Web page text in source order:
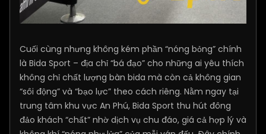
Cuối cùng nhưng không kém phần “nóng bỏng” chính
là Bida Sport – địa chỉ “bá đạo” cho những ai yêu thích
không chỉ chất lượng bàn bida mà còn cả không gian
“sôi động” và “bạo lực” theo cách riêng. Nằm ngay tại
trung tâm khu vực An Phú, Bida Sport thu hút đông
đảo khách “chất” nhờ dịch vụ chu đáo, giá cả hợp lý và